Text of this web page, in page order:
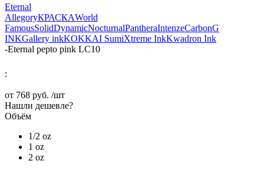
Eternal
AllegoryКРАСКАWorld
FamousSolidDynamicNocturnalPantheraIntenzeCarbonG
INKGallery inkKOKKAI SumiXtreme InkKwadron Ink
-Eternal pepto pink LC10
:
от 768 руб. /шт
Нашли дешевле?
Объём
1/2 oz
1 oz
2 oz